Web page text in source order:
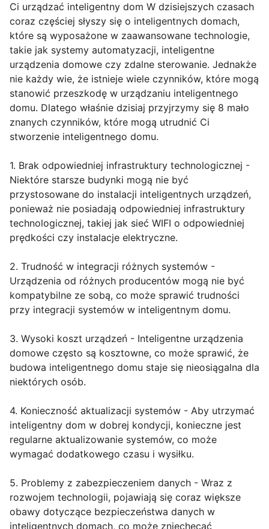
Ci urządzać inteligentny dom W dzisiejszych czasach
coraz częściej słyszy się o inteligentnych domach,
które są wyposażone w zaawansowane technologie,
takie jak systemy automatyzacji, inteligentne
urządzenia domowe czy zdalne sterowanie. Jednakże
nie każdy wie, że istnieje wiele czynników, które mogą
stanowić przeszkodę w urządzaniu inteligentnego
domu. Dlatego właśnie dzisiaj przyjrzymy się 8 mało
znanych czynników, które mogą utrudnić Ci
stworzenie inteligentnego domu.
1. Brak odpowiedniej infrastruktury technologicznej -
Niektóre starsze budynki mogą nie być
przystosowane do instalacji inteligentnych urządzeń,
ponieważ nie posiadają odpowiedniej infrastruktury
technologicznej, takiej jak sieć WIFI o odpowiedniej
prędkości czy instalacje elektryczne.
2. Trudność w integracji różnych systemów -
Urządzenia od różnych producentów mogą nie być
kompatybilne ze sobą, co może sprawić trudności
przy integracji systemów w inteligentnym domu.
3. Wysoki koszt urządzeń - Inteligentne urządzenia
domowe często są kosztowne, co może sprawić, że
budowa inteligentnego domu staje się nieosiągalna dla
niektórych osób.
4. Konieczność aktualizacji systemów - Aby utrzymać
inteligentny dom w dobrej kondycji, konieczne jest
regularne aktualizowanie systemów, co może
wymagać dodatkowego czasu i wysiłku.
5. Problemy z zabezpieczeniem danych - Wraz z
rozwojem technologii, pojawiają się coraz większe
obawy dotyczące bezpieczeństwa danych w
inteligentnych domach, co może zniechęcać